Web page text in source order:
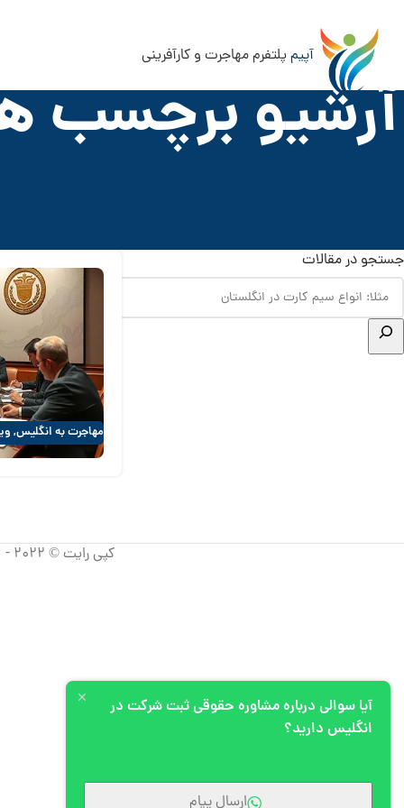
آپیمپلتفرم مهاجرت و کارآفرینی
آرشیو برچسب
جستجو در مقالات
مهاجرت به انگلیس,
کپی رایت © 2022 - 2026 آپیم، تمامی حقوق استفاده از مطالب برای شرکت آپیم محفوظ است.
آیا سوالی درباره مشاوره حقوقی ثبت شرکت در
انگلیس دارید؟
ارسال پیام